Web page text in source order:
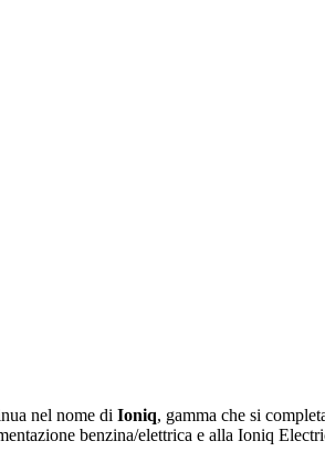
nel nome di Ioniq, gamma che si
benzina/elettrica e alla Ioniq